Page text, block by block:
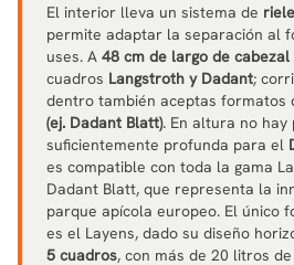
El interior lleva un sistema de
permite adaptar la separación al
uses. A 48 cm de largo de cabezal
cuadros Langstroth y Dadant;
dentro también aceptas formatos
(ej. Dadant Blatt). En altura no hay
suficientemente profunda para el
es compatible con toda la gama
Dadant Blatt, que representa la
parque apícola europeo. El único
es el Layens, dado su diseño
5 cuadros, con más de 20 litros